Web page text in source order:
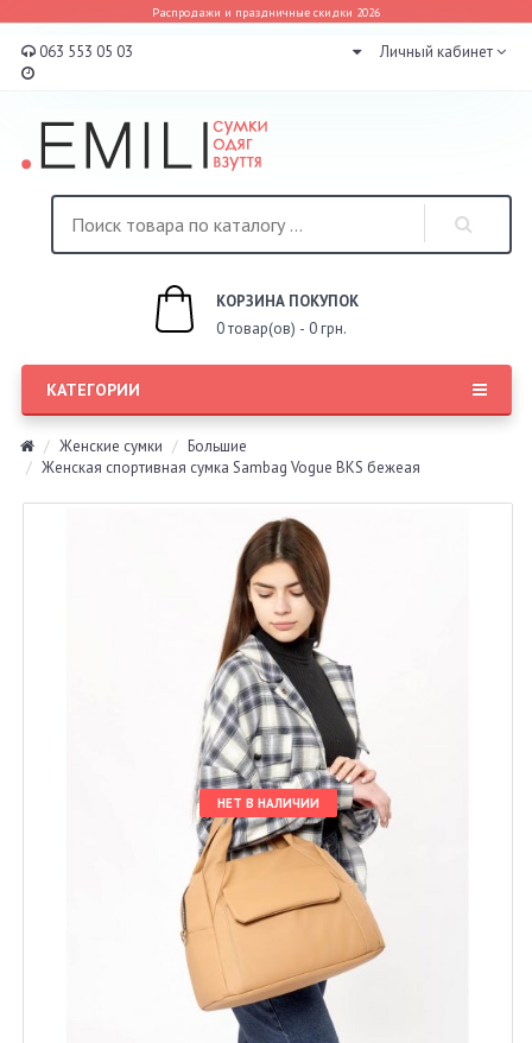
Распродажи и праздничные скидки 2026
063 553 05 03 Личный кабинет
КОРЗИНА ПОКУПОК
0 товар(ов) - 0 грн.
КАТЕГОРИИ
Женские сумки
Большие
Женская спортивная сумка Sambag Vogue BKS бежеая
НЕТ В НАЛИЧИИ